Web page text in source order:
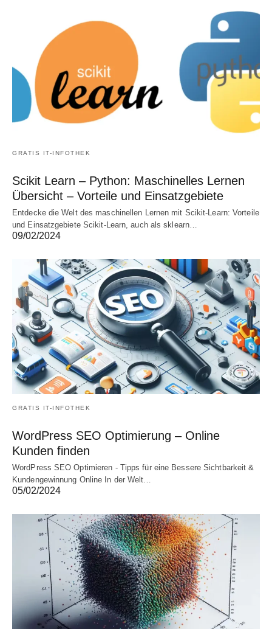
GRATIS IT-INFOTHEK
Scikit Learn – Python: Maschinelles Lernen
Übersicht – Vorteile und Einsatzgebiete
Entdecke die Welt des maschinellen Lernen mit Scikit-Learn: Vorteile
und Einsatzgebiete Scikit-Learn, auch als sklearn…
09/02/2024
GRATIS IT-INFOTHEK
WordPress SEO Optimierung – Online
Kunden finden
WordPress SEO Optimieren - Tipps für eine Bessere Sichtbarkeit &
Kundengewinnung Online In der Welt…
05/02/2024